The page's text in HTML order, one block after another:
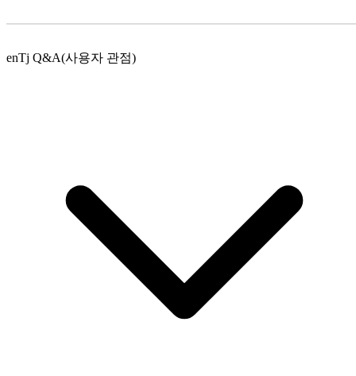
enTj Q&A(사용자 관점)